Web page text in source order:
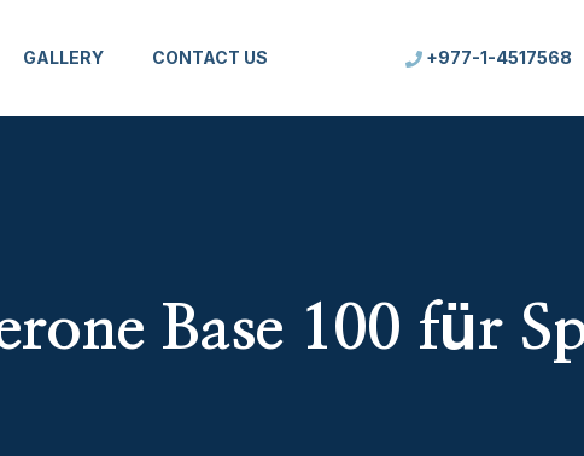
GALLERY CONTACT US +977-1-4517568
Base 100 für